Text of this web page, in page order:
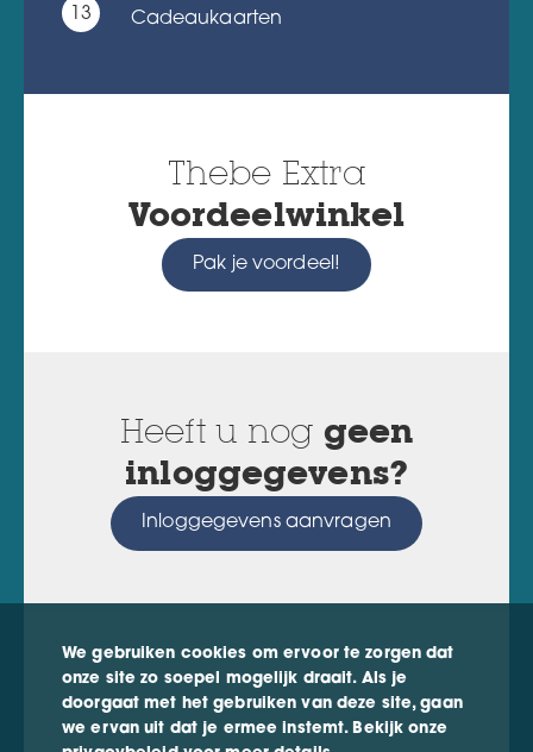
Cadeaukaarten
Thebe Extra
Voordeelwinkel
Pak je voordeel!
Heeft u nog geen
inloggegevens?
Inloggegevens aanvragen
We gebruiken cookies om ervoor te zorgen dat
onze site zo soepel mogelijk draait. Als je
doorgaat met het gebruiken van deze site, gaan
we ervan uit dat je ermee instemt. Bekijk onze